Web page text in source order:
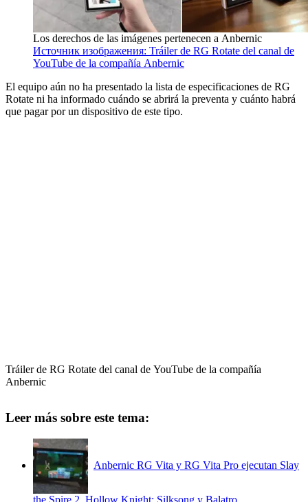
Los derechos de las imágenes pertenecen a Anbernic
Источник изображения: Tráiler de RG Rotate del canal de
YouTube de la compañía Anbernic
El equipo aún no ha presentado la lista de especificaciones de RG
Rotate ni ha informado cuándo se abrirá la preventa y cuánto habrá
que pagar por un dispositivo de este tipo.
Tráiler de RG Rotate del canal de YouTube de la compañía
Anbernic
Leer más sobre este tema:
Anbernic RG Vita y RG Vita Pro ejecutan Slay
the Spire 2, Hollow Knight: Silksong y Balatro